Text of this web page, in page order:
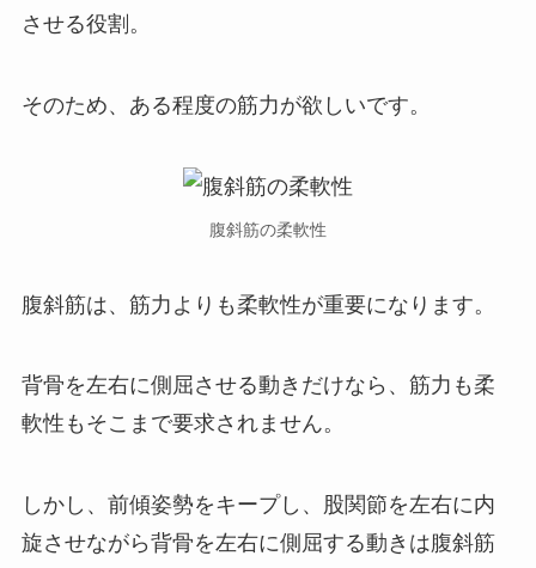
させる役割。
そのため、ある程度の筋力が欲しいです。
腹斜筋の柔軟性
腹斜筋は、筋力よりも柔軟性が重要になります。
背骨を左右に側屈させる動きだけなら、筋力も柔
軟性もそこまで要求されません。
しかし、前傾姿勢をキープし、股関節を左右に内
旋させながら背骨を左右に側屈する動きは腹斜筋